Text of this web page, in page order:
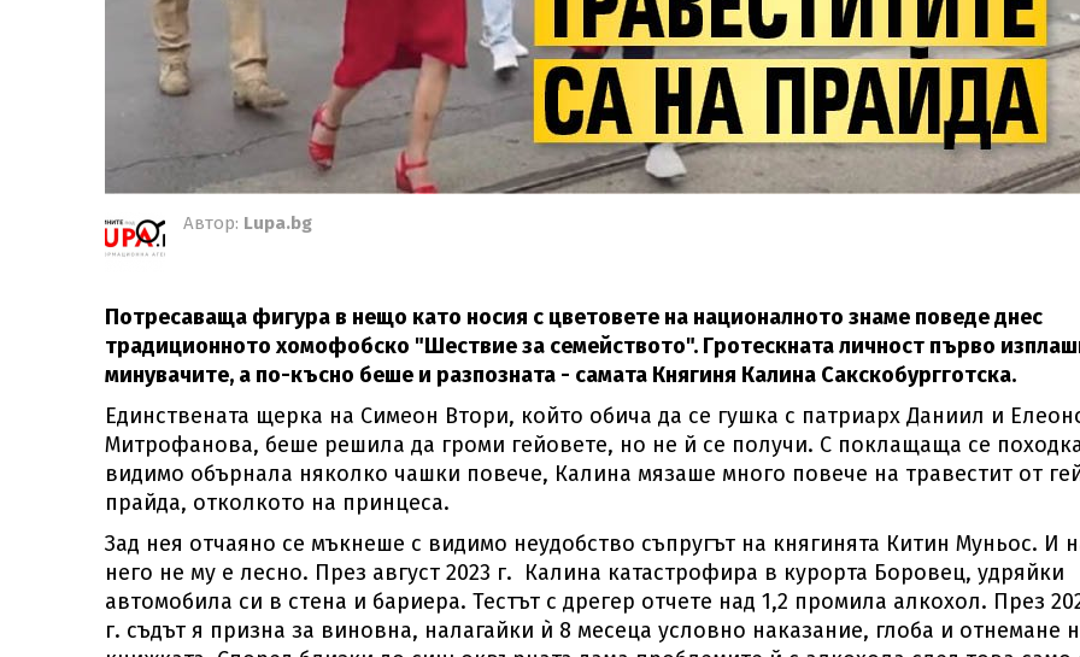
Автор: Lupa.bg
Потресаваща фигура в нещо като носия с цветовете на националното знаме поведе днес
традиционното хомофобско "Шествие за семейството". Гротескната личност първо
минувачите, а по-късно беше и разпозната - самата Княгиня Калина Сакскобургготска.
Единствената щерка на Симеон Втори, който обича да се гушка с патриарх Даниил и
Митрофанова, беше решила да громи гейовете, но не й се получи. С поклащаща се
видимо обърнала няколко чашки повече, Калина мязаше много повече на травестит от
прайда, отколкото на принцеса.
Зад нея отчаяно се мъкнеше с видимо неудобство съпругът на княгинята Китин Муньос. И
него не му е лесно. През август 2023 г. Калина катастрофира в курорта Боровец, удряйки
автомобила си в стена и бариера. Тестът с дрегер отчете над 1,2 промила алкохол. През
г. съдът я призна за виновна, налагайки ѝ 8 месеца условно наказание, глоба и отнемане